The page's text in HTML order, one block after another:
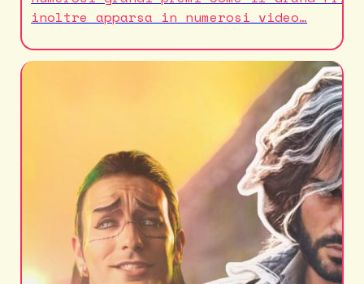
inoltre apparsa in numerosi video…